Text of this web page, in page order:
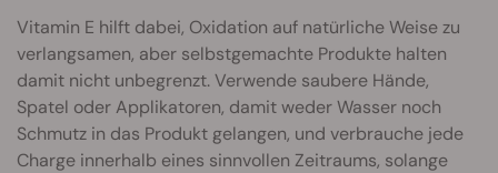
Vitamin E hilft dabei, Oxidation auf natürliche Weise zu
verlangsamen, aber selbstgemachte Produkte halten
damit nicht unbegrenzt. Verwende saubere Hände,
Spatel oder Applikatoren, damit weder Wasser noch
Schmutz in das Produkt gelangen, und verbrauche jede
Charge innerhalb eines sinnvollen Zeitraums, solange